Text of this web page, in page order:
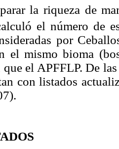
la riqueza de
el número de
por
el mismo bioma
el APFFLP. De
con listados